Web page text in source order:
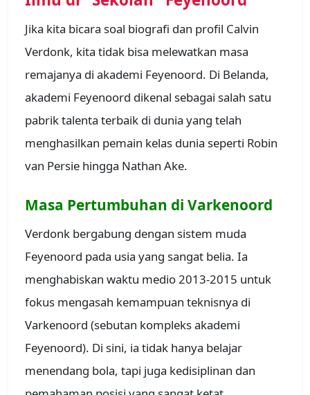
Jika kita bicara soal biografi dan profil Calvin
Verdonk, kita tidak bisa melewatkan masa
remajanya di akademi Feyenoord. Di Belanda,
akademi Feyenoord dikenal sebagai salah satu
pabrik talenta terbaik di dunia yang telah
menghasilkan pemain kelas dunia seperti Robin
van Persie hingga Nathan Ake.
Masa Pertumbuhan di Varkenoord
Verdonk bergabung dengan sistem muda
Feyenoord pada usia yang sangat belia. Ia
menghabiskan waktu medio 2013-2015 untuk
fokus mengasah kemampuan teknisnya di
Varkenoord (sebutan kompleks akademi
Feyenoord). Di sini, ia tidak hanya belajar
menendang bola, tapi juga kedisiplinan dan